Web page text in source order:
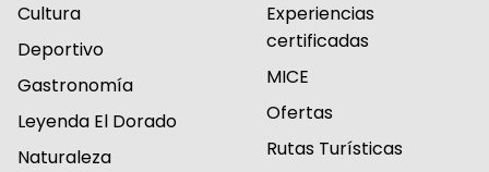
Cultura
Deportivo
Gastronomía
Leyenda El Dorado
Naturaleza
Experiencias
certificadas
MICE
Ofertas
Rutas Turísticas